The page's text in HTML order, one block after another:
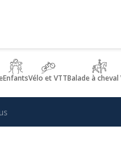
EnfantsVélo et VTTBalade à cheval